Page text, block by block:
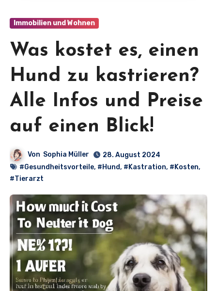
Immobilien und Wohnen
Was kostet es, einen
Hund zu kastrieren?
Alle Infos und Preise
auf einen Blick!
Von Sophia Müller
28. August 2024
#Gesundheitsvorteile, #Hund, #Kastration, #Kosten,
#Tierarzt